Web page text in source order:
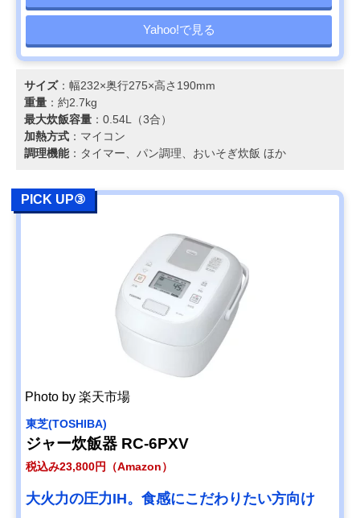
Yahoo!で見る
サイズ：幅232×奥行275×高さ190mm
重量 ：約2.7kg
最大炊飯容量 ：0.54L（3合）
加熱方式 ：マイコン
調理機能：タイマー、パン調理、おいそぎ炊飯 ほか
PICK UP③
Photo by 楽天市場
東芝(TOSHIBA)
ジャー炊飯器 RC-6PXV
税込み23,800円（Amazon）
大火力の圧力IH。食感にこだわりたい方向け